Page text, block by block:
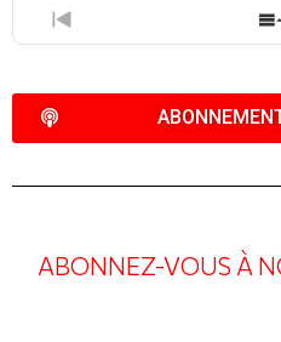
PREVIOUS
EPISODE
ABONNEZ-VOUS À